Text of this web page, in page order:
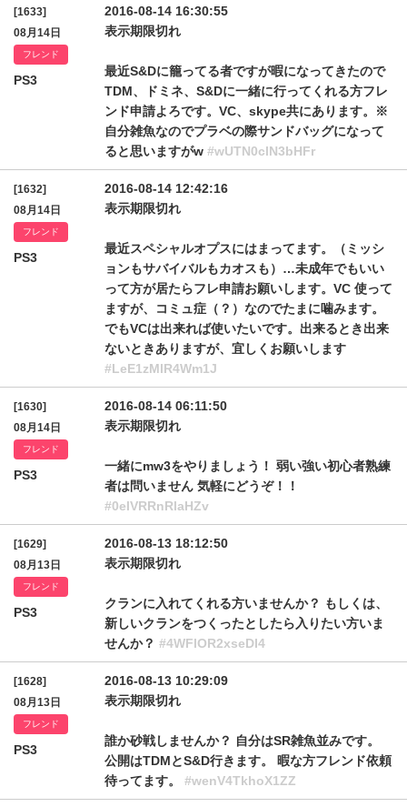
[1633]
08月14日
フレンド
PS3
2016-08-14 16:30:55
表示期限切れ
最近S&Dに籠ってる者ですが暇になってきたので
TDM、ドミネ、S&Dに一緒に行ってくれる方フレ
ンド申請よろです。VC、skype共にあります。※
自分雑魚なのでプラベの際サンドバッグになって
ると思いますがw #wUTN0clN3bHFr
[1632]
08月14日
フレンド
PS3
2016-08-14 12:42:16
表示期限切れ
最近スペシャルオプスにはまってます。（ミッシ
ョンもサバイバルもカオスも）…未成年でもいい
って方が居たらフレ申請お願いします。VC 使って
ますが、コミュ症（？）なのでたまに噛みます。
でもVCは出来れば使いたいです。出来るとき出来
ないときありますが、宜しくお願いします
#LeE1zMlR4Wm1J
[1630]
08月14日
フレンド
PS3
2016-08-14 06:11:50
表示期限切れ
一緒にmw3をやりましょう！ 弱い強い初心者熟練
者は問いません 気軽にどうぞ！！
#0elVRRnRlaHZv
[1629]
08月13日
フレンド
PS3
2016-08-13 18:12:50
表示期限切れ
クランに入れてくれる方いませんか？ もしくは、
新しいクランをつくったとしたら入りたい方いま
せんか？ #4WFlOR2xseDI4
[1628]
08月13日
フレンド
PS3
2016-08-13 10:29:09
表示期限切れ
誰か砂戦しませんか？ 自分はSR雑魚並みです。
公開はTDMとS&D行きます。 暇な方フレンド依頼
待ってます。 #wenV4TkhoX1ZZ